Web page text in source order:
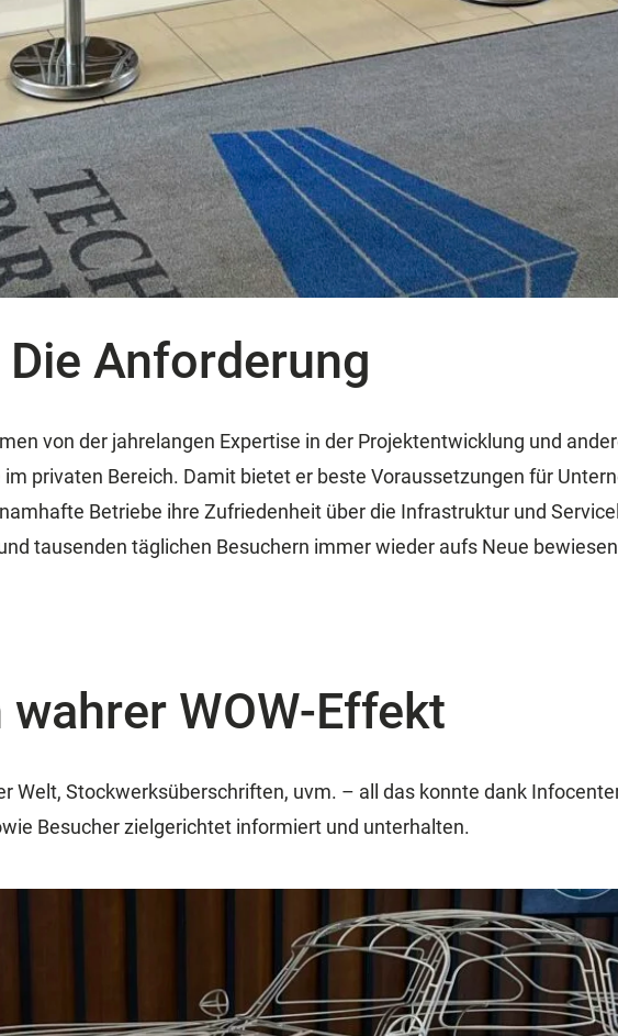
Die Anforderung
von der jahrelangen Expertise in der Projektentwicklung und
privaten Bereich. Damit bietet er beste Voraussetzungen für
Betriebe ihre Zufriedenheit über die Infrastruktur und
tausenden täglichen Besuchern immer wieder aufs Neue
wahrer WOW-Effekt
Welt, Stockwerksüberschriften, uvm. – all das konnte dank
Besucher zielgerichtet informiert und unterhalten.